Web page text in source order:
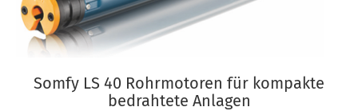
Somfy LS 40 Rohrmotoren für kompakte
bedrahtete Anlagen